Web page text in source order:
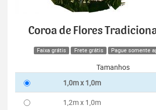
Coroa de Flores
Faixa grátis Frete grátis Pague somente
Tamanhos
1,0m x 1,0m
1,2m x 1,0m